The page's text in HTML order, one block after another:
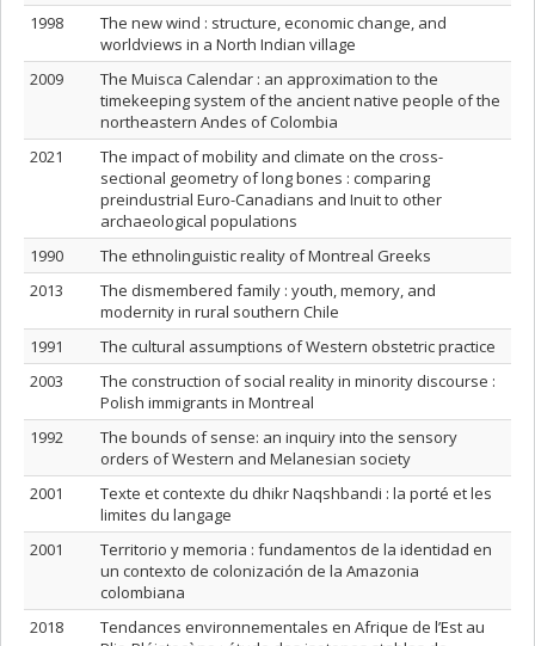
1998
The new wind : structure, economic change, and
worldviews in a North Indian village
2009
The Muisca Calendar : an approximation to the
timekeeping system of the ancient native people of the
northeastern Andes of Colombia
2021
The impact of mobility and climate on the cross-
sectional geometry of long bones : comparing
preindustrial Euro-Canadians and Inuit to other
archaeological populations
1990
The ethnolinguistic reality of Montreal Greeks
2013
The dismembered family : youth, memory, and
modernity in rural southern Chile
1991
The cultural assumptions of Western obstetric practice
2003
The construction of social reality in minority discourse :
Polish immigrants in Montreal
1992
The bounds of sense: an inquiry into the sensory
orders of Western and Melanesian society
2001
Texte et contexte du dhikr Naqshbandi : la porté et les
limites du langage
2001
Territorio y memoria : fundamentos de la identidad en
un contexto de colonización de la Amazonia
colombiana
2018
Tendances environnementales en Afrique de l’Est au